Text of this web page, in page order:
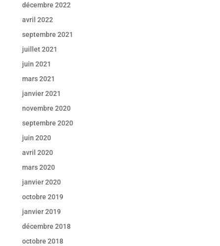
décembre 2022
avril 2022
septembre 2021
juillet 2021
juin 2021
mars 2021
janvier 2021
novembre 2020
septembre 2020
juin 2020
avril 2020
mars 2020
janvier 2020
octobre 2019
janvier 2019
décembre 2018
octobre 2018